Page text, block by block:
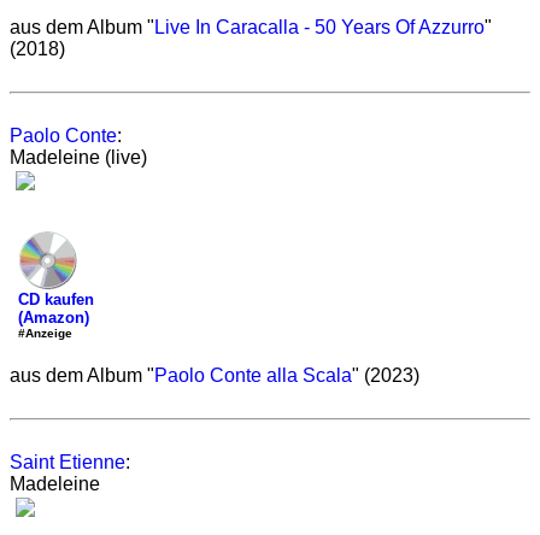
aus dem Album " Live In Caracalla - 50 Years Of Azzurro"
(2018)
Paolo Conte:
Madeleine (live)
CD kaufen
(Amazon)
#Anzeige
aus dem Album "Paolo Conte alla Scala" (2023)
Saint Etienne:
Madeleine